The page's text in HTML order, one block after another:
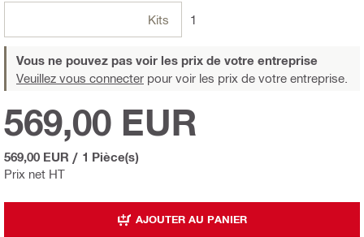
Kits 1
Vous ne pouvez pas voir les prix de votre entreprise
Veuillez vous connecter pour voir les prix de votre entreprise.
Prix net HT
569,00 EUR
569,00 EUR / 1 Pièce(s)
AJOUTER AU PANIER